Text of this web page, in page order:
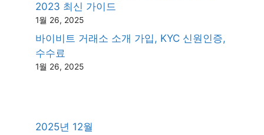
2023 최신 가이드
1월 26, 2025
바이비트 거래소 소개 가입, KYC 신원인증,
수수료
1월 26, 2025
2025년 12월